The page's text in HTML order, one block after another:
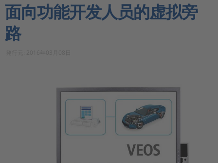
杂志
面向功能开发人员的虚拟旁
路